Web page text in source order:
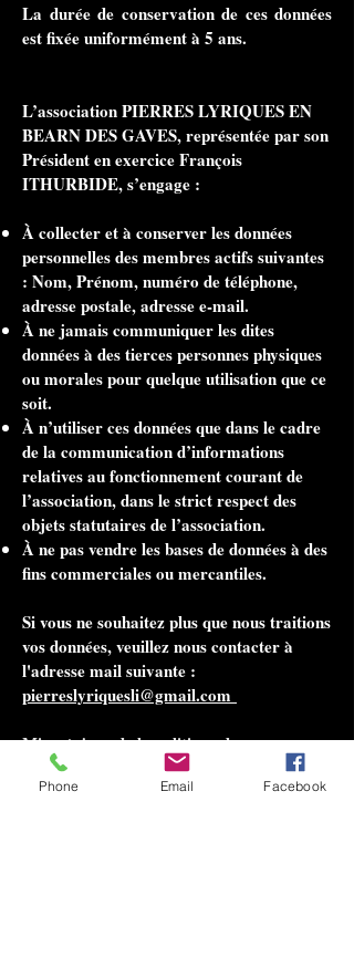
La durée de conservation de ces données
est fixée uniformément à 5 ans.
L’association PIERRES LYRIQUES EN
BEARN DES GAVES, représentée par son
Président en exercice François
ITHURBIDE, s’engage :
À collecter et à conserver les données
personnelles des membres actifs suivantes
: Nom, Prénom, numéro de téléphone,
adresse postale, adresse e-mail.
À ne jamais communiquer les dites
données à des tierces personnes physiques
ou morales pour quelque utilisation que ce
soit.
À n’utiliser ces données que dans le cadre
de la communication d’informations
relatives au fonctionnement courant de
l’association, dans le strict respect des
objets statutaires de l’association.
À ne pas vendre les bases de données à des
fins commerciales ou mercantiles.
Si vous ne souhaitez plus que nous traitions
vos données, veuillez nous contacter à
l'adresse mail suivante :
pierreslyriquesli@gmail.com
Mises à jour de la politique de
confidentialité
Phone Email Facebook